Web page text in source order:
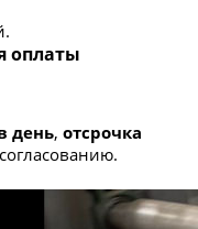
оплаты
день, отсрочка